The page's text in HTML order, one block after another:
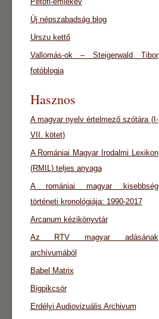
Új népszabadság blog
Urszu kettő
Vallomás-ok – Steigerwald Tibor
fotóblogja
Hasznos
A magyar nyelv értelmező szótára (I-
VII. kötet)
A Romániai Magyar Irodalmi Lexikon
(RMIL) teljes anyaga
A romániai magyar kisebbség
történeti kronológiája: 1990-2017
Arcanum kézikönyvtár
Az RTV magyar adásának
archívumából
Babel Matrix
Bigpikcsör
Erdélyi Audiovizuális Archivum